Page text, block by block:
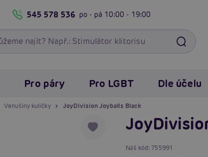
545 578 536 po - pá 10:00 - 19:00
Pro páry Pro LGBT Dle účelu
Venušiny kuličky JoyDivision Joyballs Black
Náš kód: 755991